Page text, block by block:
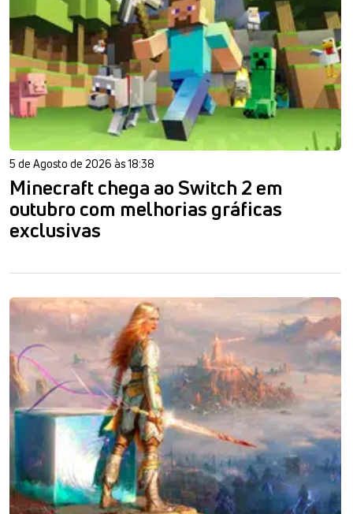
5 de Agosto de 2026 às 18:38
Minecraft chega ao Switch 2 em
outubro com melhorias gráficas
exclusivas